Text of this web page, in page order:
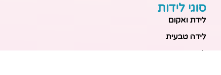
סוגי לידות
לידת ואקום
לידה טבעית
לידה בבית